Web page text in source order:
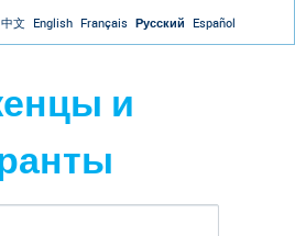
to navigation
中文 English Français Русский Español
и